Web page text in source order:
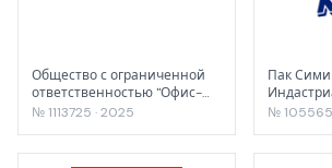
Общество с ограниченной
ответственностью "Офис-
импэкс"
№ 1113725 · 2025
Пак
Джоинт
№